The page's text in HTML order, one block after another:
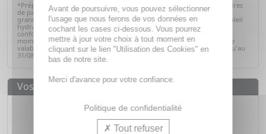
*Préparez votre peau pour l'été avec notre sélection de produits solaires
de parapharmacie. Profitez d'offres exceptionnelles sur des soins de
grandes marques : protections solaires pour toute la famille, après-soleil
hydratants et soins adaptés à chaque type de peau. Alliez efficacité,
confort et sécurité tout en bénéficiant de prix avantageux. C'est le
moment idéal pour faire le plein de vos indispensables solaires ! Offre
valable sur articles signalés, dans la limite des stocks disponibles jusqu'au
31/08/2026.
Voir la sélection
Vos avantages
IMBATTABLES
Paiement en ligneSÉCURISÉ
Avant de poursuivre, vous pouvez sélectionner
l'usage que nous ferons de vos données en
cochant les cases ci-dessous. Vous pourrez
mettre à jour votre choix à tout moment en
cliquant sur le lien "Utilisation des Cookies" en
bas de notre site.
Merci d'avance pour votre confiance.
Politique de confidentialité
Tout refuser